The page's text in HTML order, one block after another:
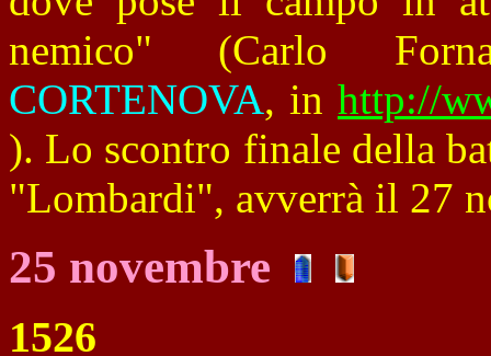
nemico" (Carlo
CORTENOVA, in http://
). Lo scontro finale della
"Lombardi", avverrà il 27
25 novembre
1526